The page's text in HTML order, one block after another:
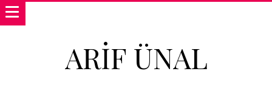
ARIF ÜNAL